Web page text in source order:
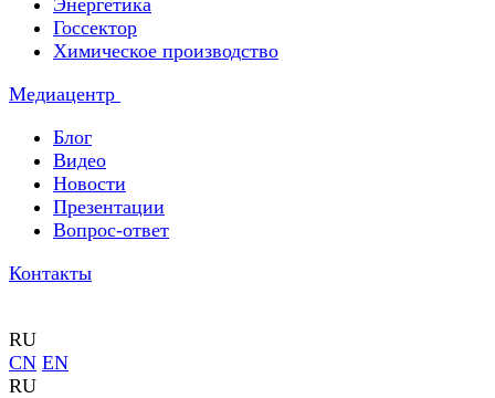
Энергетика
Госсектор
Химическое производство
Медиацентр
Блог
Видео
Новости
Презентации
Вопрос-ответ
Контакты
RU
CN EN
RU